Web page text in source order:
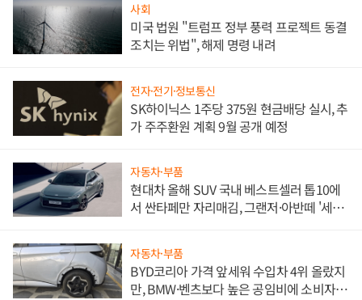
사회
미국 법원 "트럼프 정부 풍력 프로젝트 동결
조치는 위법", 해제 명령 내려
전자·전기·정보통신
SK하이닉스 1주당 375원 현금배당 실시, 추
가 주주환원 계획 9월 공개 예정
자동차·부품
현대차 올해 SUV 국내 베스트셀러 톱10에
서 싼타페만 자리매김, 그랜저·아반떼 '세단
자동차·부품
BYD코리아 가격 앞세워 수입차 4위 올랐지
만, BMW·벤츠보다 높은 공임비에 소비자